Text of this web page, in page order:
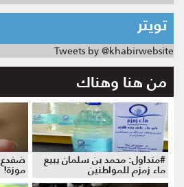
تويتر
Tweets by @khabirwebsite
من هنا وهناك
#متداول: محمد بن سلمان يبيع
ماء زمزم للمواطنين
ضفدع
موزة!